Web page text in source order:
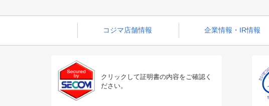
コジマ店舗情報 企業情報・IR情報
クリックして証明書の内容をご確認く
ださい。